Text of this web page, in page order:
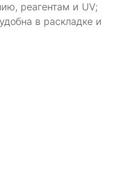
реагентам и UV;
в раскладке и